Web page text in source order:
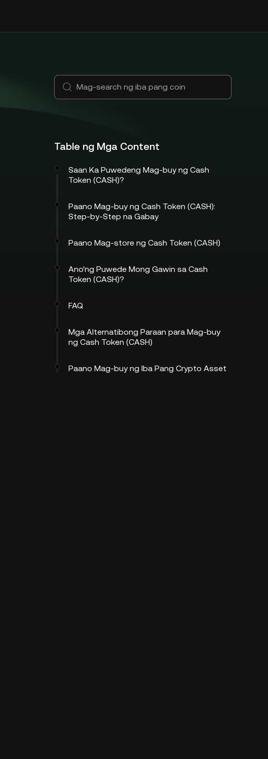
Table ng Mga Content
Saan Ka Puwedeng Mag-buy ng Cash
Token (CASH)?
Paano Mag-buy ng Cash Token (CASH):
Step-by-Step na Gabay
Paano Mag-store ng Cash Token (CASH)
Ano'ng Puwede Mong Gawin sa Cash
Token (CASH)?
FAQ
Mga Alternatibong Paraan para Mag-buy
ng Cash Token (CASH)
Paano Mag-buy ng Iba Pang Crypto Asset